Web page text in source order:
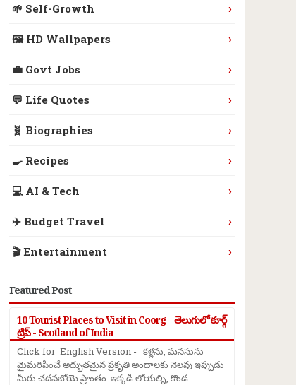
🌱 Self-Growth ›
🖼️ HD Wallpapers ›
💼 Govt Jobs ›
💬 Life Quotes ›
🧬 Biographies ›
🍳 Recipes ›
💻 AI & Tech ›
✈️ Budget Travel ›
🎬 Entertainment ›
Featured Post
10 Tourist Places to Visit in Coorg - తెలుగులో కూర్గ్
ట్రిప్ - Scotland of India
Click for English Version - కళ్లను, మనసును
మైమరిపించే అద్భుతమైన ప్రకృతి అందాలకు నెలవు ఇప్పుడు
మీరు చదవబోయె ప్రాంతం. ఇక్కడి లోయల్ని, కొండ ...